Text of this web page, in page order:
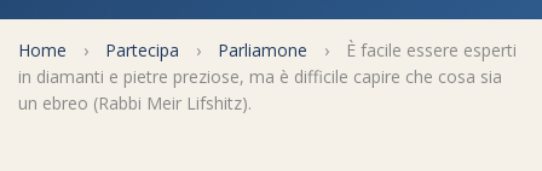
Momenti di Torah
Mappa del sito
Umorismo e simpatia
Aspetti di vita ebraica
Storia millenaria
Mangiare casher
Turismo in Italia
Home › Partecipa › Parliamone ›
È facile essere esperti
in diamanti e pietre preziose, ma è difficile capire che cosa sia
un ebreo (Rabbi Meir Lifshitz).